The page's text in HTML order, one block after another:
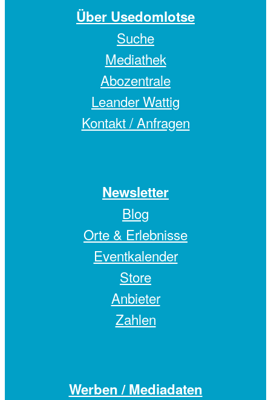
Über Usedomlotse
Suche
Mediathek
Abozentrale
Leander Wattig
Kontakt / Anfragen
Newsletter
Blog
Orte & Erlebnisse
Eventkalender
Store
Anbieter
Zahlen
Werben / Mediadaten